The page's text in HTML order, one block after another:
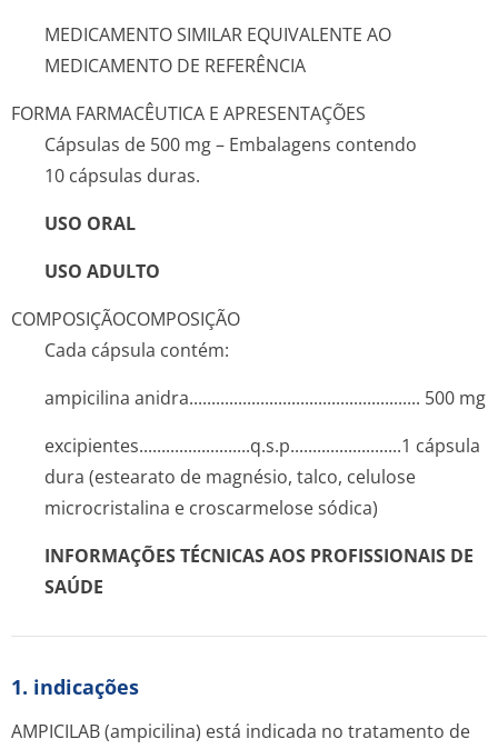
MEDICAMENTO SIMILAR EQUIVALENTE AO
MEDICAMENTO DE REFERÊNCIA
FORMA FARMACÊUTICA E APRESENTAÇÕES
Cápsulas de 500 mg – Embalagens contendo
10 cápsulas duras.
USO ORAL
USO ADULTO
COMPOSIÇÃOCOMPOSIÇÃO
Cada cápsula contém:
ampicilina anidra.......­.............­.............­.............­...... 500 mg
excipientes..­.............­..........q.s­.p...........­.............­.1 cápsula
dura (estearato de magnésio, talco, celulose
microcristalina e croscarmelose sódica)
INFORMAÇÕES TÉCNICAS AOS PROFISSIONAIS DE
SAÚDE
1. indicações
AMPICILAB (ampicilina) está indicada no tratamento de